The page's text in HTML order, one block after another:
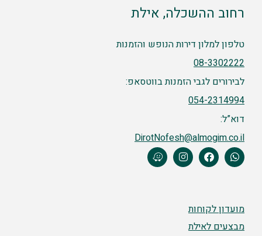
רחוב ההשכלה, אילת
טלפון למלון דירות הנופש והזמנות
08-3302222
לבירורים לגבי הזמנות בווטסאפ:
054-2314994
דוא”ל:
DirotNofesh@almogim.co.il
מועדון לקוחות
מבצעים לאילת